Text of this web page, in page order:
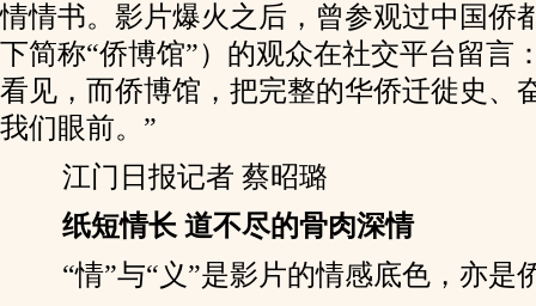
情情书。影片爆火之后，曾参观过中国侨
下简称“侨博馆”）的观众在社交平台留言
看见，而侨博馆，把完整的华侨迁徙史、
我们眼前。”
江门日报记者 蔡昭璐
纸短情长 道不尽的骨肉深情
“情”与“义”是影片的情感底色，亦是